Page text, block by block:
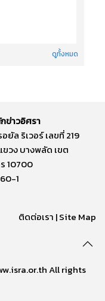
ดูทั้งหมด
ข่าวอิศรา
ยัล ริเวอร์ เลขที่ 219
วง บางพลัด เขต
10700
1
ติดต่อเรา |Site Map
All rights